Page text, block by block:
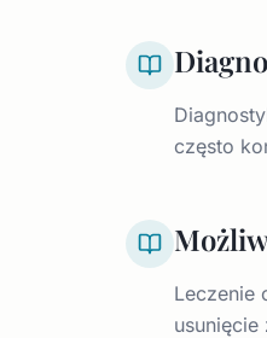
często
Leczenie